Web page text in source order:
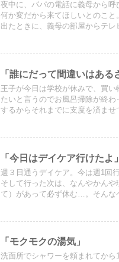
夜中に、パパの電話に義母から呼
何か変だから来てほしいとのこと
出たときに、義母の部屋からテレ
「誰にだって間違いはある
王子が今日は学校が休みで、買い
たいと言うのでお風呂掃除が終わ
するからそれまでに支度を済ませ
「今日はデイケア行けたよ」
週３日通うデイケア。今は週1回
そして行った次は、なんやかんや
て）があって必ず休む…。そんな
「モクモクの湯気」
洗面所でシャワーを頼まれてか